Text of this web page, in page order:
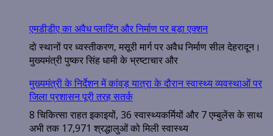
एमडीडीए का अवैध प्लाटिंग और निर्माण पर बड़ा एक्शन
दो स्थानों पर ध्वस्तीकरण, मसूरी मार्ग पर अवैध निर्माण सील देहरादून।
मुख्यमंत्री पुष्कर सिंह धामी के भ्रष्टाचार और
मुख्यमंत्री के निर्देशन में कांवड़ यात्रा के दौरान स्वास्थ्य व्यवस्थाओं पर
जिला प्रशासन पूरी तरह सतर्क
8 चिकित्सा राहत इकाइयों, 36 स्वास्थ्यकर्मियों और 7 एम्बुलेंस के साथ
अभी तक 17,971 श्रद्धालुओं को मिली स्वास्थ्य